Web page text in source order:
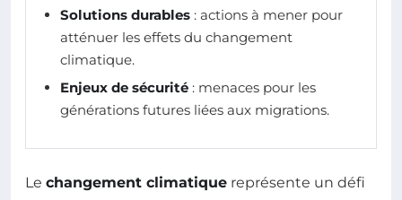
Solutions durables : actions à mener pour
atténuer les effets du changement
climatique.
Enjeux de sécurité : menaces pour les
générations futures liées aux migrations.
Le changement climatique représente un défi